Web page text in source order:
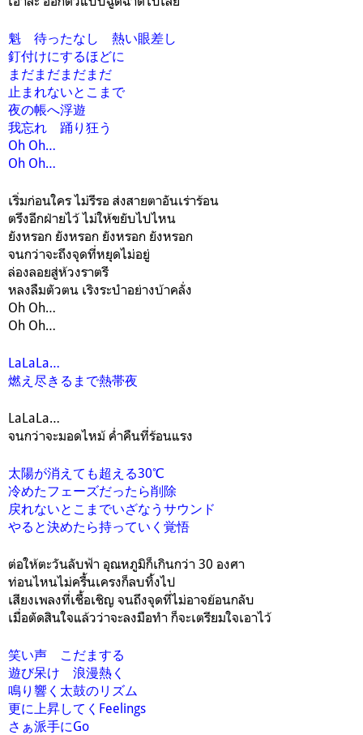
魁 待ったなし 熱い眼差し
釘付けにするほどに
まだまだまだまだ
止まれないとこまで
夜の帳へ浮遊
我忘れ 踊り狂う
Oh Oh…
Oh Oh…
เริ่มก่อนใคร ไม่รีรอ ส่งสายตาอันเร่าร้อน
ตรึงอีกฝ่ายไว้ ไม่ให้ขยับไปไหน
ยังหรอก ยังหรอก ยังหรอก ยังหรอก
จนกว่าจะถึงจุดที่หยุดไม่อยู่
ล่องลอยสู่ห้วงราตรี
หลงลืมตัวตน เริงระบำอย่างบ้าคลั่ง
Oh Oh…
Oh Oh…
LaLaLa…
燃え尽きるまで熱帯夜
LaLaLa…
จนกว่าจะมอดไหม้ ค่ำคืนที่ร้อนแรง
太陽が消えても超える30℃
冷めたフェーズだったら削除
戻れないとこまでいざなうサウンド
やると決めたら持っていく覚悟
ต่อให้ตะวันลับฟ้า อุณหภูมิก็เกินกว่า 30 องศา
ท่อนไหนไม่ครื้นเครงก็ลบทิ้งไป
เสียงเพลงที่เชื้อเชิญ จนถึงจุดที่ไม่อาจย้อนกลับ
เมื่อตัดสินใจแล้วว่าจะลงมือทำ ก็จะเตรียมใจเอาไว้
笑い声 こだまする
遊び呆け 浪漫熱く
鳴り響く太鼓のリズム
更に上昇してくFeelings
さぁ派手にGo